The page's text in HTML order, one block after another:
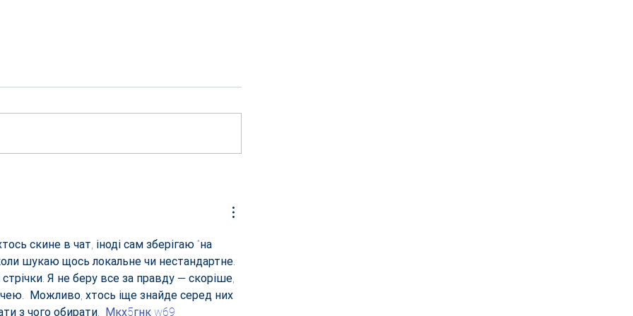
скине в чат, іноді сам зберігаю “на
шукаю щось локальне чи нестандартне.
стрічки. Я не беру все за правду — скоріше,
Можливо, хтось іще знайде серед них
з чого обирати.
Мкх5гнк w69